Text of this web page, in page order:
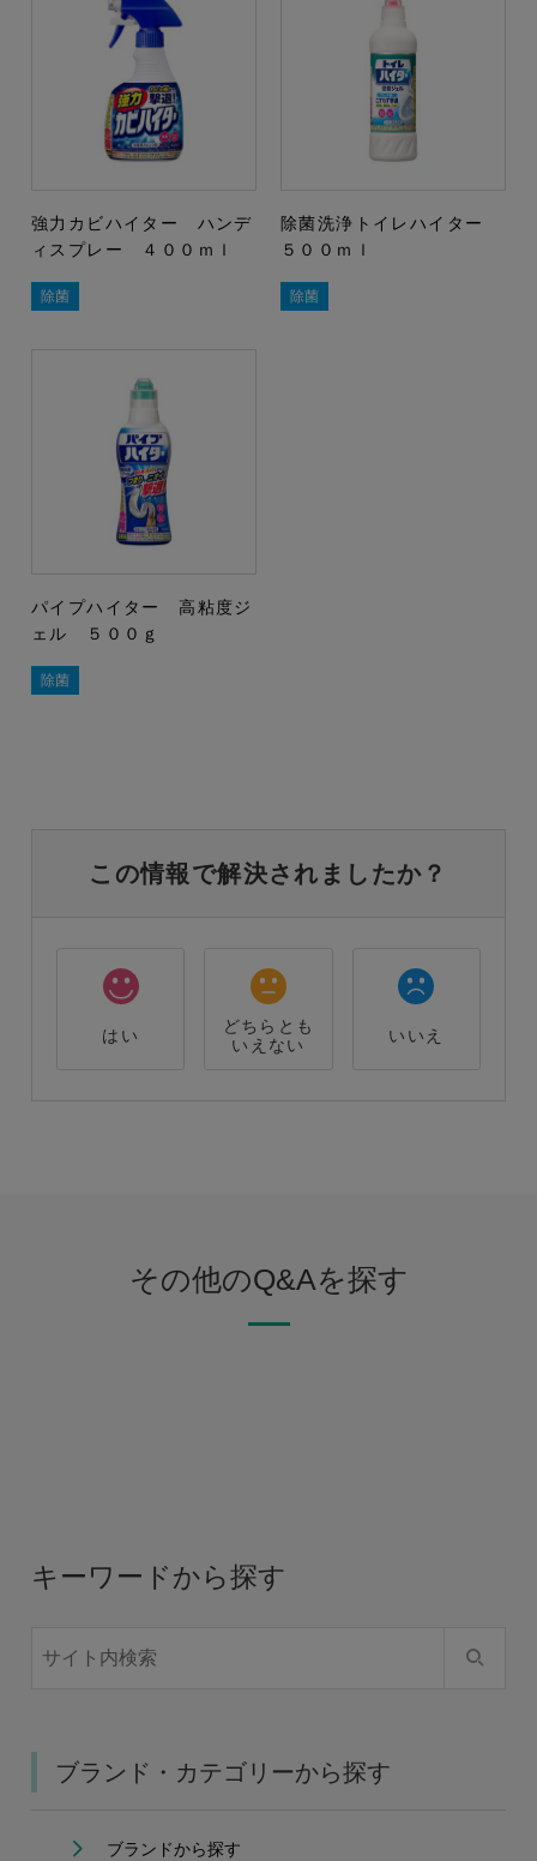
強力カビハイター ハンデ
ィスプレー ４００ｍｌ
除菌
除菌洗浄トイレハイター
５００ｍｌ
除菌
パイプハイター 高粘度ジ
ェル ５００ｇ
除菌
この情報で解決されましたか？
はい
どちらとも
いえない
いいえ
その他のQ&Aを探す
キーワードから探す
ブランド・カテゴリーから探す
ブランドから探す